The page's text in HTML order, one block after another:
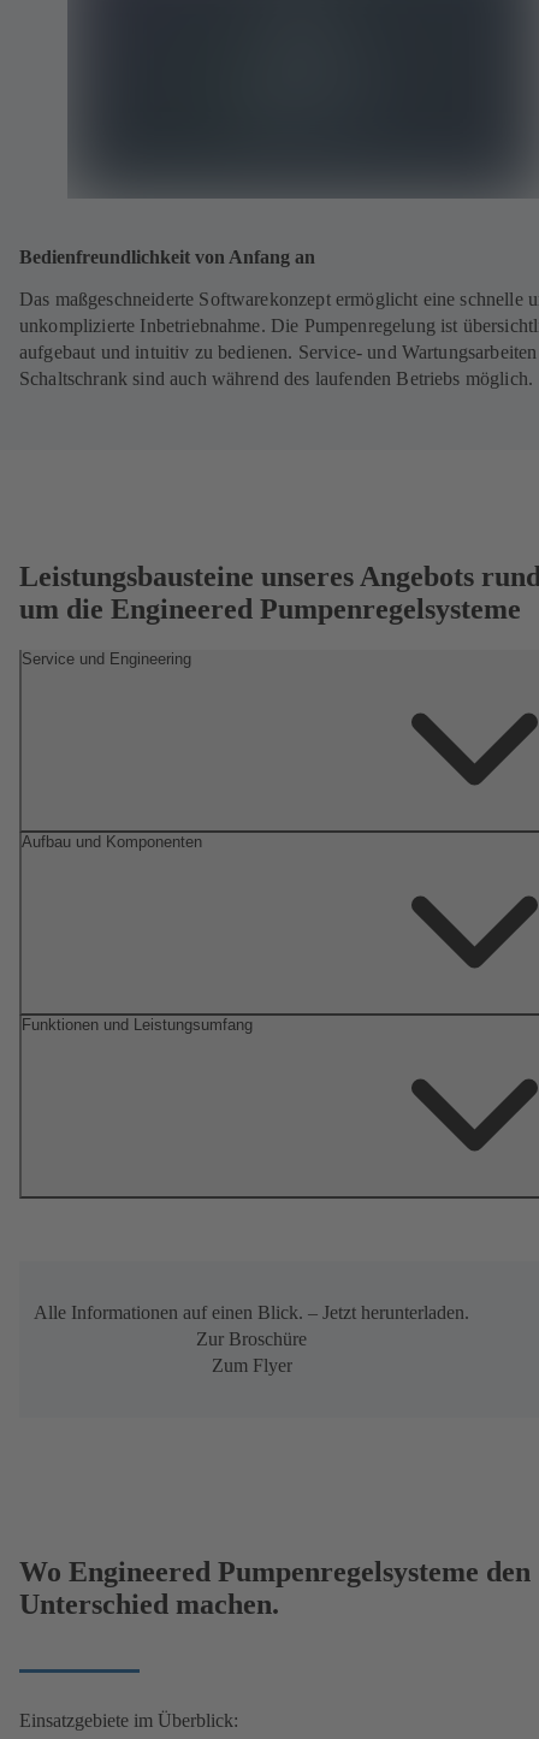
Bedienfreundlichkeit von Anfang an
Das maßgeschneiderte Softwarekonzept ermöglicht eine schnelle
unkomplizierte Inbetriebnahme. Die Pumpenregelung ist
aufgebaut und intuitiv zu bedienen. Service‑ und
Schaltschrank sind auch während des laufenden Betriebs möglich.
Leistungsbausteine unseres Angebots
um die Engineered Pumpenregelsysteme
Service und Engineering
Aufbau und Komponenten
Funktionen und Leistungsumfang
Alle Informationen auf einen Blick. – Jetzt herunterladen.
Zur Broschüre
Zum Flyer
Wo Engineered Pumpenregelsysteme den
Unterschied machen.
Einsatzgebiete im Überblick: